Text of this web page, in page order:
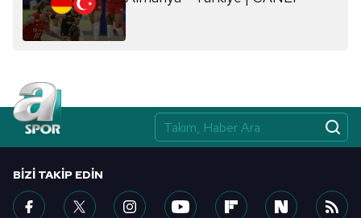
ilgili mevzuata uygun olarak kullanılan çerezlerle ilgili bilgi
almak için lütfentıklayınız
BIZI TAKIP EDIN